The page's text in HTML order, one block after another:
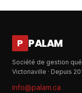
P PALAM
Société de gestion
Victoriaville · Depuis
info@palam.ca